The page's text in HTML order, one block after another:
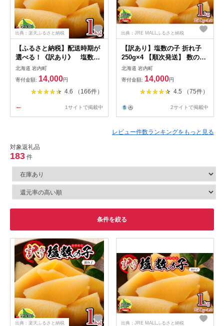
出典：楽天ふるさと納税
【ふるさと納税】配送時期が
選べる！《訳あり》 塩数の
子 折れ子 訳アリ かずのこ
250g×4 F21H-573 おせち 正
月 お正月 カズノコ 送料無料
数の子 塩かずのこ おつまみ
介 ふるさと 北海道 岩内町
北海道 岩内町
寄付金額: 14,000円
4.6 （166件）
1サイトで掲載中
出典：JRE MALLふるさと納税
【訳あり】塩数の子 折れ子
250g×4 【順次発送】 数の子
おせち 塩数の子 北海道 訳あ
り お正月 折れ子 贅沢 おせち
料理 特選数の子
北海道 岩内町
寄付金額: 14,000円
4.5 （75件）
2サイトで掲載中
レビュー件数ランキングをもっと見る
対象返礼品
183 件
条件を絞る
出典：楽天ふるさと納税 出典：JRE MALLふるさと納税